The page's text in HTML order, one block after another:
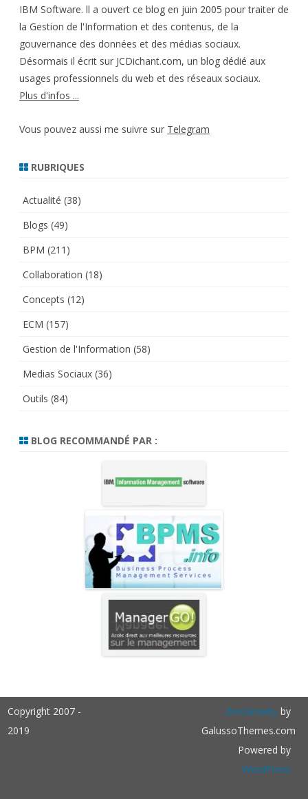
IBM Software. ll a ouvert ce blog en juin 2005 pour traiter de
la Gestion de l'Information et des contenus, de la
gouvernance des données et des médias sociaux.
Désormais il écrit sur JCDichant.com, un blog dédié aux
usages professionnels du web et des réseaux sociaux.
Plus d'infos ...
Vous pouvez aussi me suivre sur Telegram
RUBRIQUES
Actualité (38)
Blogs (49)
BPM (211)
Collaboration (18)
Concepts (12)
ECM (157)
Gestion de l'Information (58)
Medias Sociaux (36)
Outils (84)
BLOG RECOMMANDÉ PAR :
Copyright 2007 -
2019
ZeroGravityby
GalussoThemes.com
Powered by
WordPress